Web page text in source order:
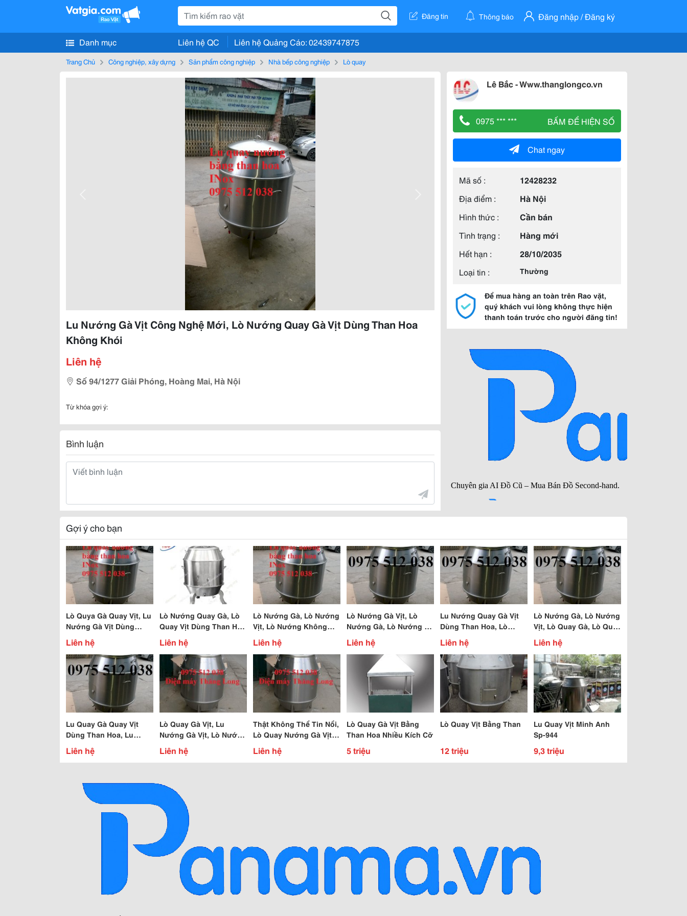
Đăng tin Thông báo Đăng nhập / Đăng ký
Danh mục Liên hệ QC Liên hệ Quảng Cáo: 02439747875
Trang Chủ Công nghiệp, xây dựng Sản phẩm công nghiệp Nhà bếp công nghiệp Lò quay
Lu Nướng Gà Vịt Công Nghệ Mới, Lò Nướng Quay Gà Vịt Dùng Than Hoa
Không Khói
Liên hệ
Số 94/1277 Giải Phóng, Hoàng Mai, Hà Nội
Từ khóa gợi ý:
Bình luận
Lê Bắc - Www.thanglongco.vn
0975 *** *** BẤM ĐỂ HIỆN SỐ
Chat ngay
Mã số :
12428232
Địa điểm :
Hà Nội
Hình thức :
Cần bán
Tình trạng :
Hàng mới
Hết hạn :
28/10/2035
Loại tin :
Thường
Để mua hàng an toàn trên Rao vặt,
quý khách vui lòng không thực hiện
thanh toán trước cho người đăng tin!
Gợi ý cho bạn
Lò Quya Gà Quay Vịt, Lu
Nướng Gà Vịt Dùng
Than Hoa, Lò Nướng Gà,
Lò Nướng Bánh
Liên hệ
Lò Nướng Quay Gà, Lò
Quay Vịt Dùng Than Hoa
Không Khói, Lò Nướng
Giá Rẻ
Liên hệ
Lò Nướng Gà, Lò Nướng
Vịt, Lò Nướng Không
Khói, Lò Nướng Heo, Lò
Nướng Thịt
Liên hệ
Lò Nướng Gà Vịt, Lò
Nướng Gà, Lò Nướng Vịt
Giá Rẻ, Lò Nướng Quay
Gà Vịt
Liên hệ
Lu Nướng Quay Gà Vịt
Dùng Than Hoa, Lò
Nướng Gà, Lò Nướng
Vịt, Lò Quay Gà Vịt
Liên hệ
Lò Nướng Gà, Lò Nướng
Vịt, Lò Quay Gà, Lò Quay
Vịt, Lò Quay Gà, Lò Quay
Vịt
Liên hệ
Lu Quay Gà Quay Vịt
Dùng Than Hoa, Lu
Nướng Gà Vịt Chất
Lượng Cao Giá Tốt Nhất
Liên hệ
Lò Quay Gà Vịt, Lu
Nướng Gà Vịt, Lò Nướng
Giá Rẻ, Lu Nướng Gà Vịt
Liên hệ
Thật Không Thể Tin Nổi,
Lò Quay Nướng Gà Vịt
Dùng Than Dùng Gas
Giá Tốt Nhất
Liên hệ
Lò Quay Gà Vịt Bằng
Than Hoa Nhiều Kích Cỡ
5 triệu
Lò Quay Vịt Bằng Than
12 triệu
Lu Quay Vịt Minh Anh
Sp-944
9,3 triệu